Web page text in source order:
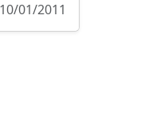
10/01/2011